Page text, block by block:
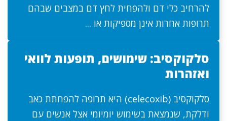
להרחיב כלי דם ולהפחית לחץ דם במצבים שבהם
תרופות אחרות אינן מספיקות או ...
סלקוקסיב: שימושים, תופעות לוואי
ואזהרות
סלקוקסיב (celecoxib) היא תרופה להפחתת כאב
ודלקת, שנמצאת בשימוש יומיומי אצל אנשים עם